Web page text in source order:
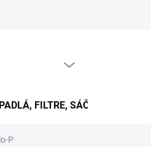
FILTRE, SÁČKY...
P